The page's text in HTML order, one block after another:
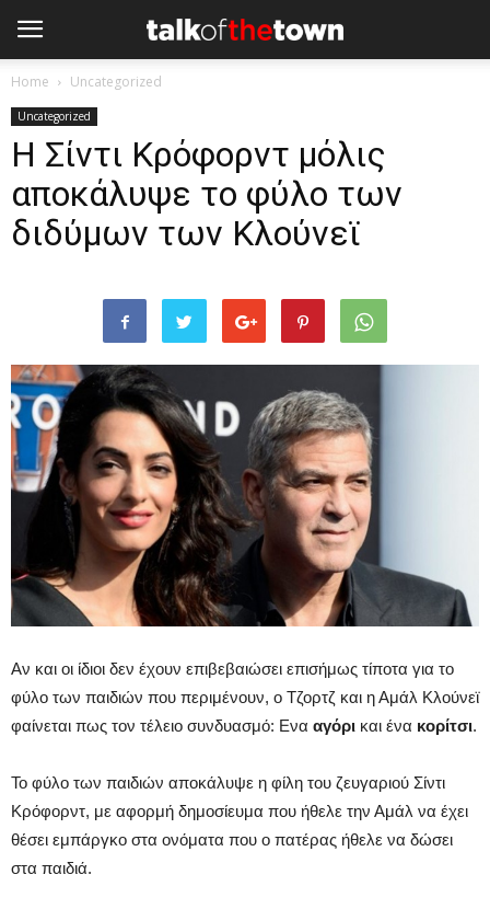
Home Uncategorized
Uncategorized
Η Σίντι Κρόφορντ μόλις
αποκάλυψε το φύλο των
διδύμων των Κλούνεϊ
Αν και οι ίδιοι δεν έχουν επιβεβαιώσει επισήμως τίποτα για το
φύλο των παιδιών που περιμένουν, ο Τζορτζ και η Αμάλ Κλούνεϊ
φαίνεται πως τον τέλειο συνδυασμό: Ενα αγόρι και ένα κορίτσι.
Το φύλο των παιδιών αποκάλυψε η φίλη του ζευγαριού Σίντι
Κρόφορντ, με αφορμή δημοσίευμα που ήθελε την Αμάλ να έχει
θέσει εμπάργκο στα ονόματα που ο πατέρας ήθελε να δώσει
στα παιδιά.